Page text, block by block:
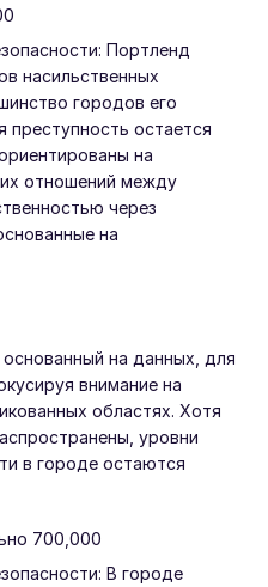
Портленд
насильственных
городов его
остается
на
отношений между
через
на
на данных, для
внимание на
областях. Хотя
уровни
в городе остаются
700,000
В городе